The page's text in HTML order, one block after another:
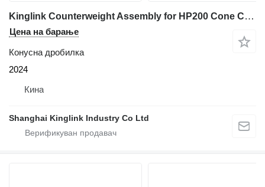
Kinglink Counterweight Assembly for HP200 Cone Crusher | N90228114
Цена на барање
Конусна дробилка
2024
Кина
Shanghai Kinglink Industry Co Ltd